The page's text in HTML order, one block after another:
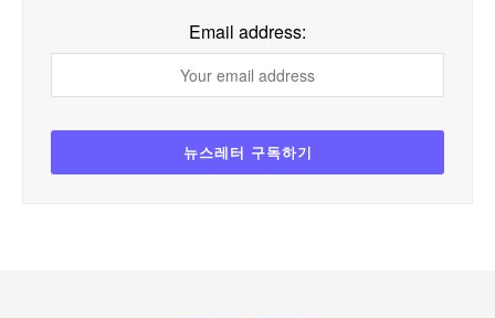
Email address: